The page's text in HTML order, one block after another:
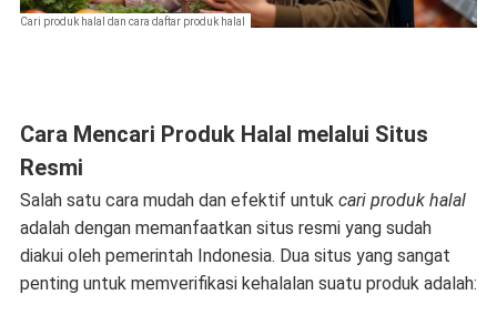
Cari produk halal dan cara daftar produk halal
Cara Mencari Produk Halal melalui Situs
Resmi
Salah satu cara mudah dan efektif untuk cari produk halal
adalah dengan memanfaatkan situs resmi yang sudah
diakui oleh pemerintah Indonesia. Dua situs yang sangat
penting untuk memverifikasi kehalalan suatu produk adalah: